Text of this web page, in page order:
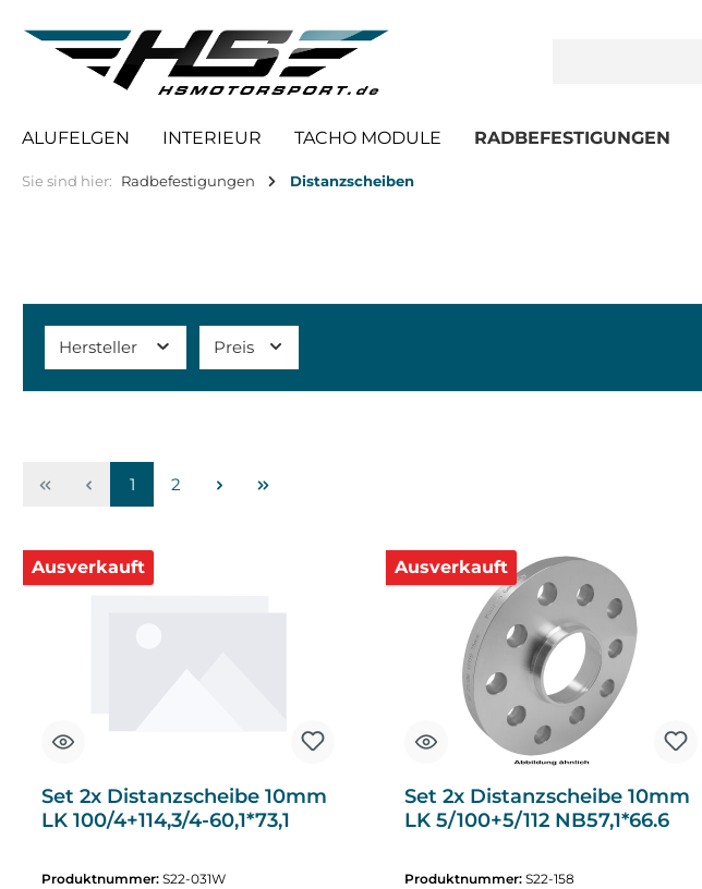
ALUFELGEN INTERIEUR TACHO MODULE RADBEFESTIGUNGEN
Sie sind hier: Radbefestigungen Distanzscheiben
Hersteller Preis
1 2
Ausverkauft
Set 2x Distanzscheibe 10mm
LK 100/4+114,3/4-60,1*73,1
Produktnummer: S22-031W
Ausverkauft
Set 2x Distanzscheibe 10mm
LK 5/100+5/112 NB57,1*66.6
Produktnummer: S22-158